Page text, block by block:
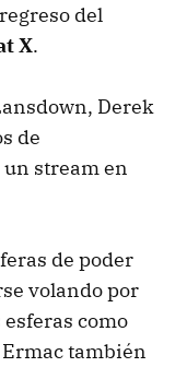
del
X.
Derek
de
stream en
de poder
volando por
como
también